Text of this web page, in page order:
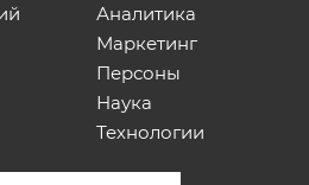
Аналитика
Маркетинг
Персоны
Наука
Технологии